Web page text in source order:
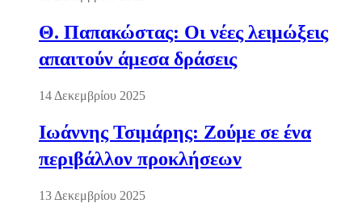
Θ. Παπακώστας: Οι νέες λειμώξεις
απαιτούν άμεσα δράσεις
14 Δεκεμβρίου 2025
Ιωάννης Τσιμάρης: Ζούμε σε ένα
περιβάλλον προκλήσεων
13 Δεκεμβρίου 2025